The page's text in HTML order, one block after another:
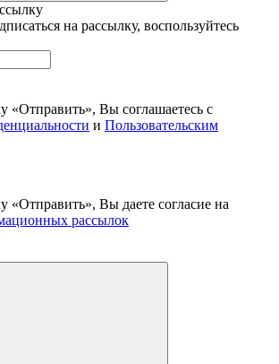
на рассылку, воспользуйтесь
«Отправить», Вы соглашаетесь с
и Пользовательским
«Отправить», Вы даете согласие на
рассылок